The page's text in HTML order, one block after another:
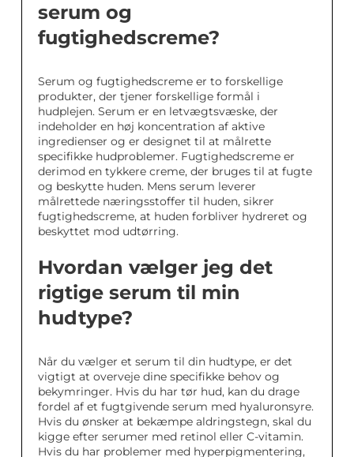
serum og
fugtighedscreme?
Serum og fugtighedscreme er to forskellige
produkter, der tjener forskellige formål i
hudplejen. Serum er en letvægtsvæske, der
indeholder en høj koncentration af aktive
ingredienser og er designet til at målrette
specifikke hudproblemer. Fugtighedscreme er
derimod en tykkere creme, der bruges til at fugte
og beskytte huden. Mens serum leverer
målrettede næringsstoffer til huden, sikrer
fugtighedscreme, at huden forbliver hydreret og
beskyttet mod udtørring.
Hvordan vælger jeg det
rigtige serum til min
hudtype?
Når du vælger et serum til din hudtype, er det
vigtigt at overveje dine specifikke behov og
bekymringer. Hvis du har tør hud, kan du drage
fordel af et fugtgivende serum med hyaluronsyre.
Hvis du ønsker at bekæmpe aldringstegn, skal du
kigge efter serumer med retinol eller C-vitamin.
Hvis du har problemer med hyperpigmentering,